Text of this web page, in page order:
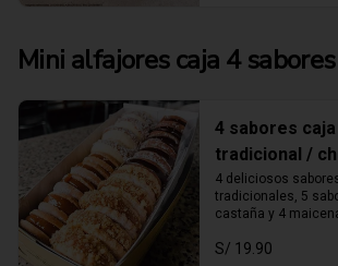
Mini alfajores caja 4 sabores
4 sabores caja
tradicional /
castaña /
4 deliciosos
tradicionales, 5
castaña y 4
S/ 19.90